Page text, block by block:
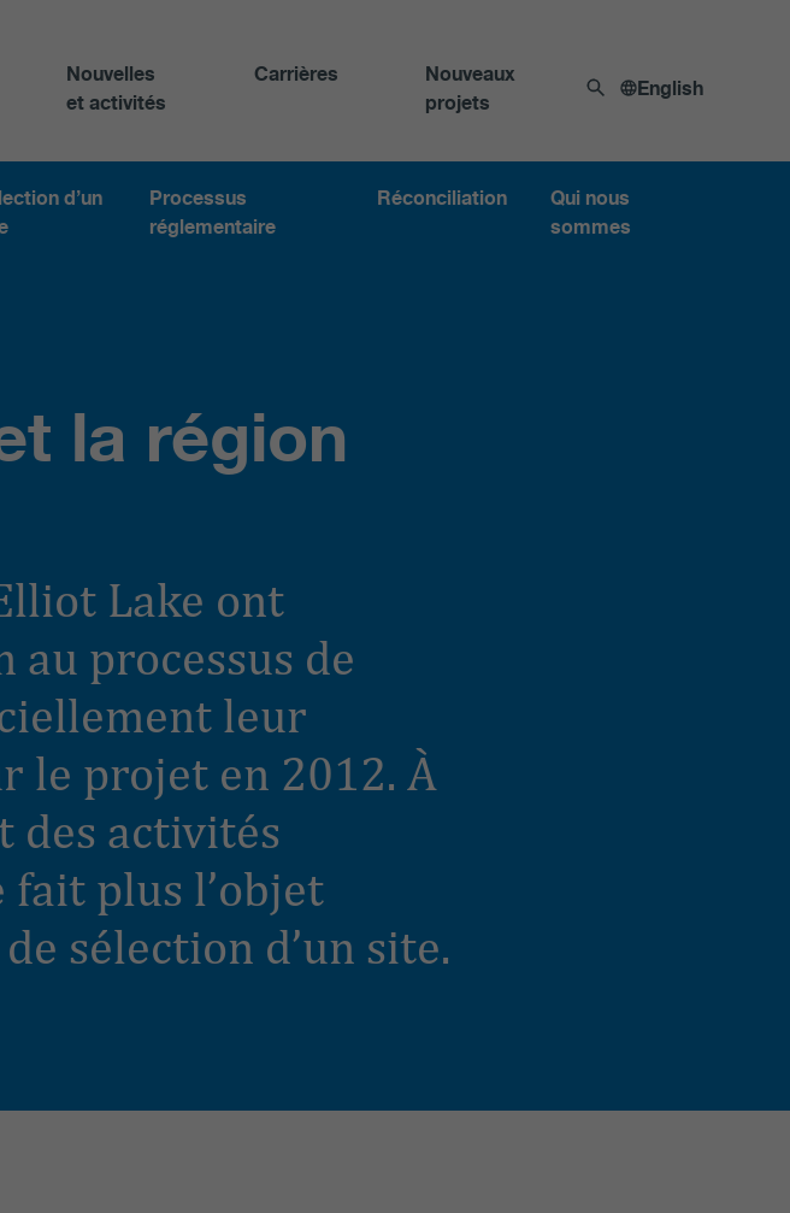
Nouvelles
et activités
Carrières
Nouveaux
projets
English
d’un
Processus
réglementaire
Réconciliation
Qui nous
sommes
la région
Lake ont
processus de
leur
le projet en 2012. À
des activités
fait plus l’objet
sélection d’un site.